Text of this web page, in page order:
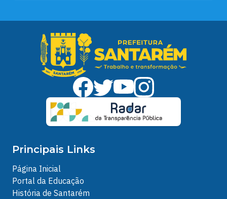
Principais Links
Página Inicial
Portal da Educação
História de Santarém